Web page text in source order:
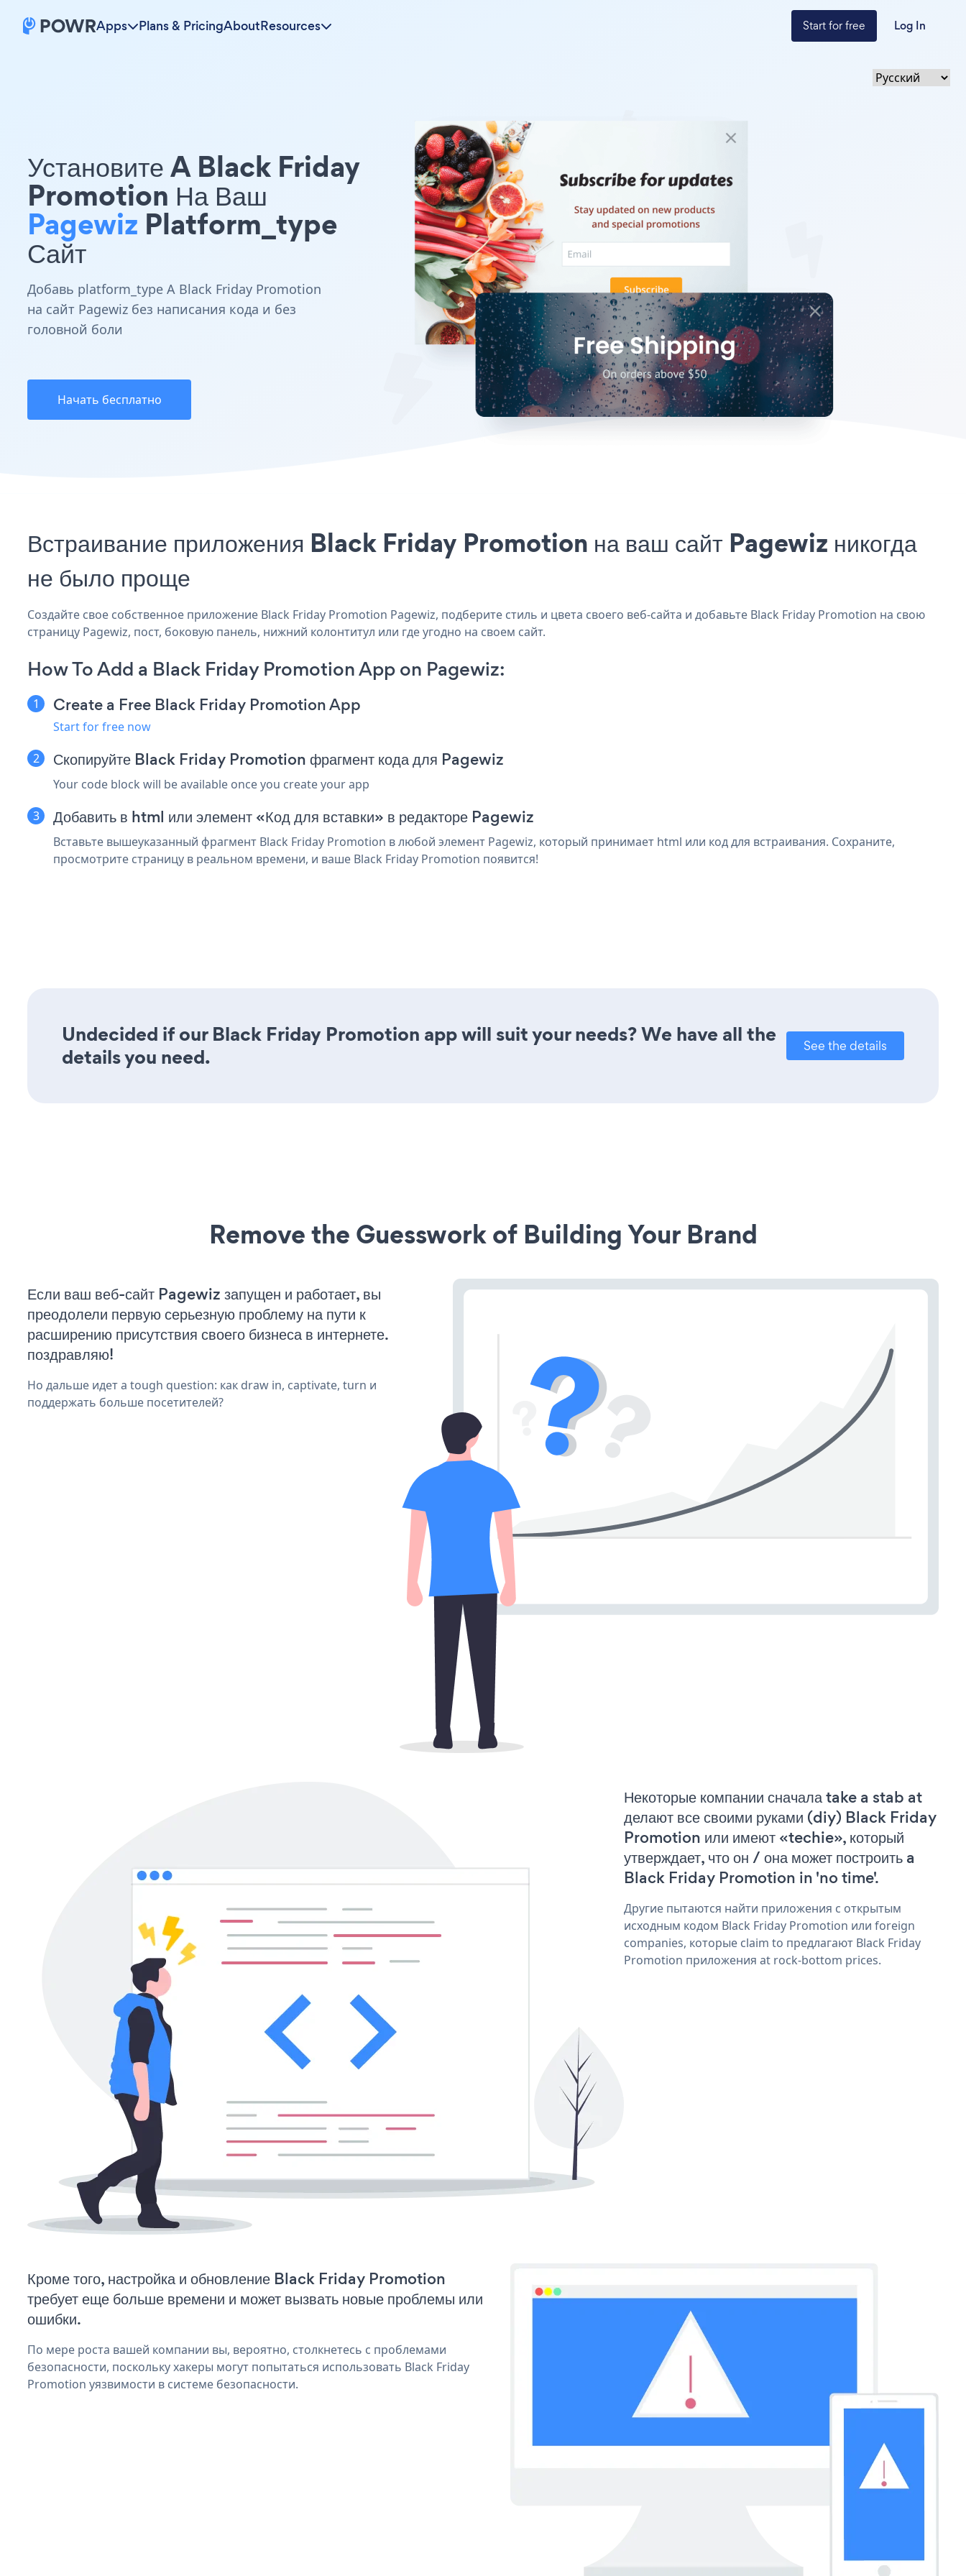
Apps Plans & PricingAboutResources Start for free Log In
Установите A Black Friday
Promotion На Ваш
Pagewiz Platform_type
Сайт
Добавь platform_type A Black Friday Promotion
на сайт Pagewiz без написания кода и без
головной боли
Начать бесплатно
Встраивание приложения Black Friday Promotion на ваш сайт Pagewiz никогда
не было проще
Создайте свое собственное приложение Black Friday Promotion Pagewiz, подберите стиль и цвета своего веб-сайта и добавьте Black Friday Promotion на свою
страницу Pagewiz, пост, боковую панель, нижний колонтитул или где угодно на своем сайт.
How To Add a Black Friday Promotion App on Pagewiz:
Create a Free Black Friday Promotion App
Start for free now
Скопируйте Black Friday Promotion фрагмент кода для Pagewiz
Your code block will be available once you create your app
Добавить в html или элемент «Код для вставки» в редакторе Pagewiz
Вставьте вышеуказанный фрагмент Black Friday Promotion в любой элемент Pagewiz, который принимает html или код для встраивания. Сохраните,
просмотрите страницу в реальном времени, и ваше Black Friday Promotion появится!
Undecided if our Black Friday Promotion app will suit your needs? We have all the
details you need.
See the details
Remove the Guesswork of Building Your Brand
Если ваш веб-сайт Pagewiz запущен и работает, вы
преодолели первую серьезную проблему на пути к
расширению присутствия своего бизнеса в интернете.
поздравляю!
Но дальше идет a tough question: как draw in, captivate, turn и
поддержать больше посетителей?
Некоторые компании сначала take a stab at
делают все своими руками (diy) Black Friday
Promotion или имеют «techie», который
утверждает, что он / она может построить a
Black Friday Promotion in 'no time'.
Другие пытаются найти приложения с открытым
исходным кодом Black Friday Promotion или foreign
companies, которые claim to предлагают Black Friday
Promotion приложения at rock-bottom prices.
Кроме того, настройка и обновление Black Friday Promotion
требует еще больше времени и может вызвать новые проблемы или
ошибки.
По мере роста вашей компании вы, вероятно, столкнетесь с проблемами
безопасности, поскольку хакеры могут попытаться использовать Black Friday
Promotion уязвимости в системе безопасности.